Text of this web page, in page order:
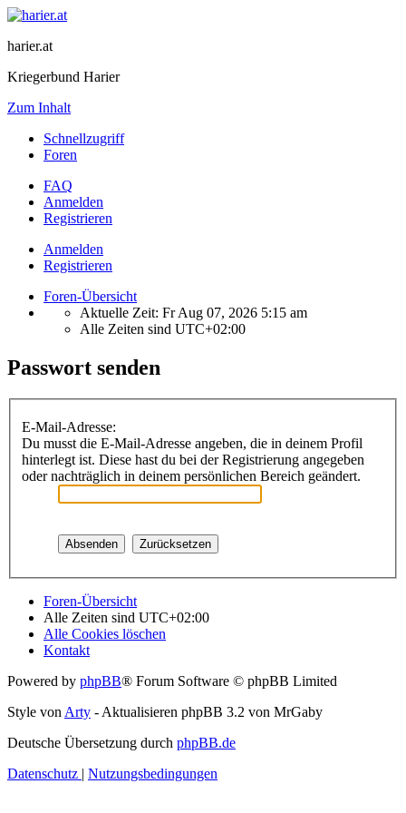
harier.at
Kriegerbund Harier
Zum Inhalt
Schnellzugriff
Foren
FAQ
Anmelden
Registrieren
Anmelden
Registrieren
Foren-Übersicht
Aktuelle Zeit: Fr Aug 07, 2026 5:15 am
Alle Zeiten sind UTC+02:00
Passwort senden
E-Mail-Adresse:
Du musst die E-Mail-Adresse angeben, die in deinem Profil
hinterlegt ist. Diese hast du bei der Registrierung angegeben
oder nachträglich in deinem persönlichen Bereich geändert.
Foren-Übersicht
Alle Zeiten sind UTC+02:00
Alle Cookies löschen
Kontakt
Powered by phpBB® Forum Software © phpBB Limited
Style vonArty - Aktualisieren phpBB 3.2 von MrGaby
Deutsche Übersetzung durch phpBB.de
Datenschutz | Nutzungsbedingungen